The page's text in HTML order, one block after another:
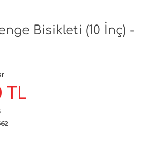
Bisikleti (10 İnç) -
TL